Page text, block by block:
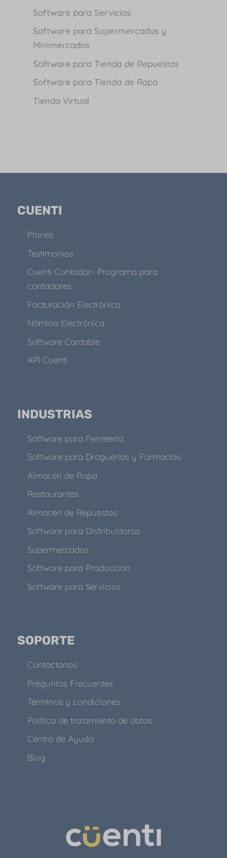
Software para Servicios
Software para Supermercados y
Minimercados
Software para Tienda de Repuestos
Software para Tienda de Ropa
Tienda Virtual
CUENTI
Planes
Testimonios
Cuenti Contador- Programa para
contadores
Facturación Electrónica
Nómina Electrónica
Software Contable
API Cuenti
INDUSTRIAS
Software para Ferretería
Software para Droguerías y Farmacias
Almacén de Ropa
Restaurantes
Almacén de Repuestos
Software para Distribuidoras
Supermercados
Software para Producción
Software para Servicios
SOPORTE
Contáctanos
Preguntas Frecuentes
Términos y condiciones
Política de tratamiento de datos
Centro de Ayuda
Blog